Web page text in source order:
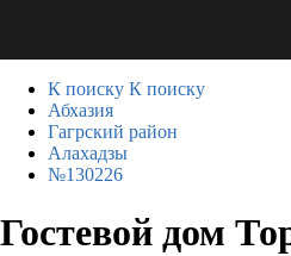
К поиску К поиску
Абхазия
Гагрский район
Алахадзы
№130226
Гостевой дом